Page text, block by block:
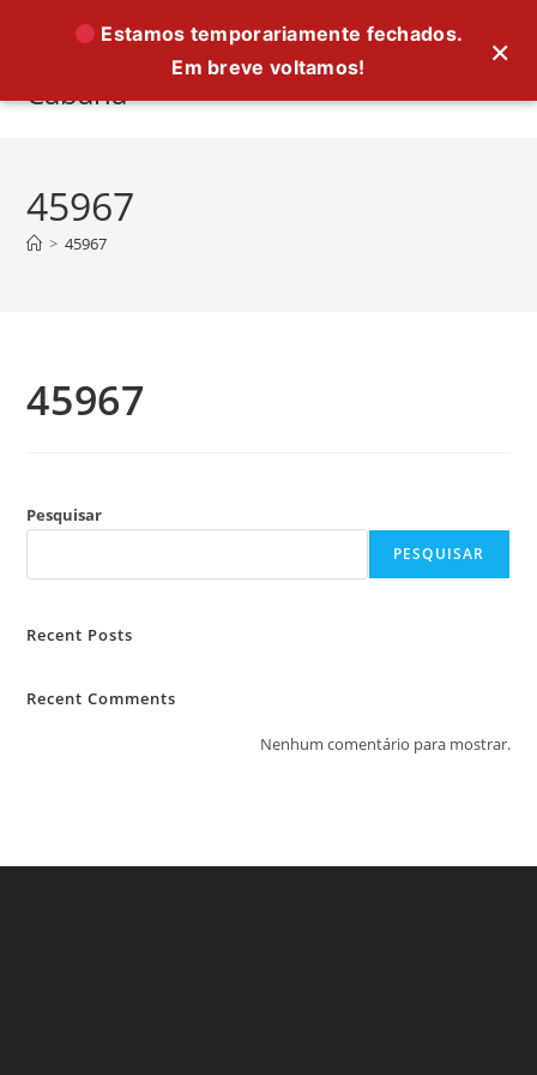
conteúdo
Cabana
45967
> 45967
45967
Pesquisar
PESQUISAR
Recent Posts
Recent Comments
Nenhum comentário para mostrar.
×
Estamos temporariamente fechados.
Em breve voltamos!